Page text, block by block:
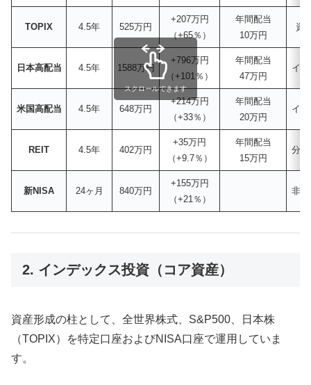
TOPIX 4.5年 525万円
+207万円
（+65％）
年間配当
10万円
資
日本高配当 4.5年 1588万円
+796万円
（+101％）
年間配当
47万円
イ
米国高配当 4.5年 648万円
+214万円
（+33％）
年間配当
20万円
イ
REIT 4.5年 402万円
+35万円
（+9.7％）
年間配当
15万円
分
新NISA 24ヶ月 840万円
+155万円
（+21％）
非
スクロールできます
2. インデックス投資（コア資産）
資産形成の柱として、全世界株式、S&P500、日本株
（TOPIX）を特定口座およびNISA口座で運用していま
す。